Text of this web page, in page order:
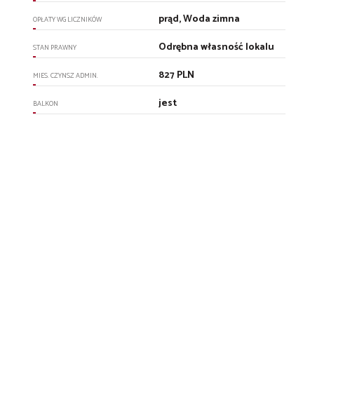
OPŁATY WG LICZNIKÓW prąd, Woda zimna
STAN PRAWNY Odrębna własność lokalu
MIES. CZYNSZ ADMIN. 827 PLN
BALKON jest